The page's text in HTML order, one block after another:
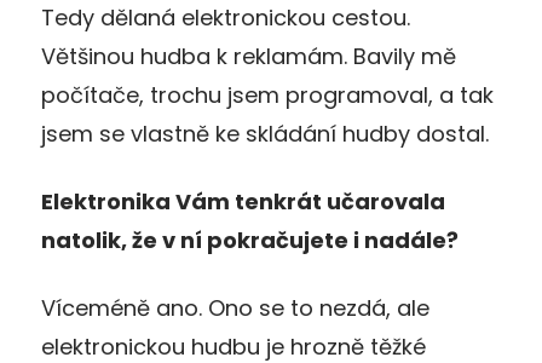
Tedy dělaná elektronickou cestou.
Většinou hudba k reklamám. Bavily mě
počítače, trochu jsem programoval, a tak
jsem se vlastně ke skládání hudby dostal.
Elektronika Vám tenkrát učarovala
natolik, že v ní pokračujete i nadále?
Víceméně ano. Ono se to nezdá, ale
elektronickou hudbu je hrozně těžké